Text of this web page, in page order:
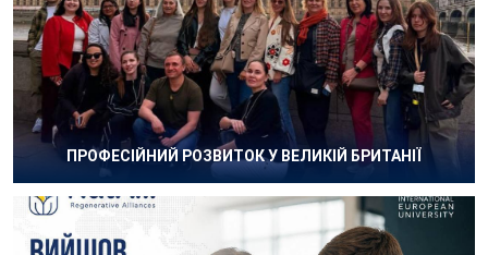
ПРОФЕСІЙНИЙ РОЗВИТОК У ВЕЛИКІЙ БРИТАНІЇ